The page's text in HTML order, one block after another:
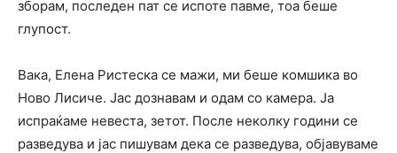
зборам, последен пат се испоте павме, тоа беше
глупост.
Вака, Елена Ристеска се мажи, ми беше комшика во
Ново Лисиче. Јас дознавам и одам со камера. Ја
испраќаме невеста, зетот. После неколку години се
разведува и јас пишувам дека се разведува, објавуваме